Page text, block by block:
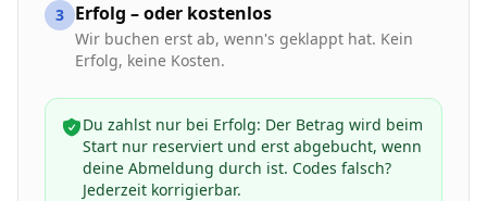
3 Erfolg – oder kostenlos
Wir buchen erst ab, wenn's geklappt hat. Kein
Erfolg, keine Kosten.
Du zahlst nur bei Erfolg: Der Betrag wird beim
Start nur reserviert und erst abgebucht, wenn
deine Abmeldung durch ist. Codes falsch?
Jederzeit korrigierbar.